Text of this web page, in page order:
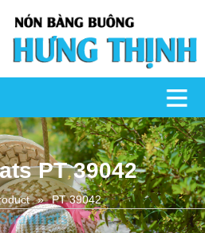
PT 39042
PT 39042